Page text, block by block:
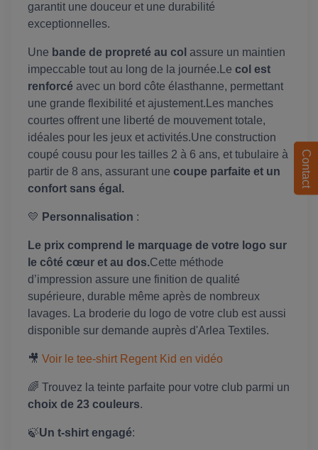
garantit une douceur et une durabilité
exceptionnelles.
Une bande de propreté au col assure un maintien
impeccable tout au long de la journée.Le col est
renforcé avec un bord côte élasthanne, permettant
une grande flexibilité et ajustement.Les manches
courtes offrent une liberté de mouvement totale,
idéales pour les jeux et activités.Une construction
coupé cousu pour les tailles 2 à 6 ans, et tubulaire à
partir de 8 ans, assurant une coupe parfaite et un
confort sans égal.
💛 Personnalisation :
Le prix comprend le marquage de votre logo sur
le côté cœur et au dos.Cette méthode
d’impression assure une finition de qualité
supérieure, durable même après de nombreux
lavages. La broderie du logo de votre club est aussi
disponible sur demande auprès d'Arlea Textiles.
🎥 Voir le tee-shirt Regent Kid en vidéo
🌈 Trouvez la teinte parfaite pour votre club parmi un
choix de 23 couleurs.
🍃Un t-shirt engagé:
Contact